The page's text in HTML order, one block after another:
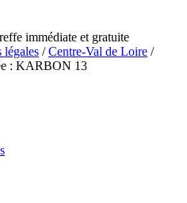
immédiate et gratuite
légales /Centre-Val de Loire /
: KARBON 13